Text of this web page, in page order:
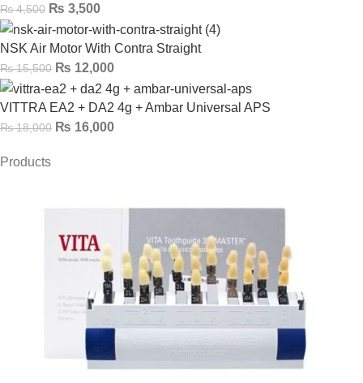
₨4,500 ₨ 3,500
NSK Air Motor With Contra Straight
₨15,500 ₨ 12,000
VITTRA EA2 + DA2 4g + Ambar Universal APS
₨18,000 ₨ 16,000
Products